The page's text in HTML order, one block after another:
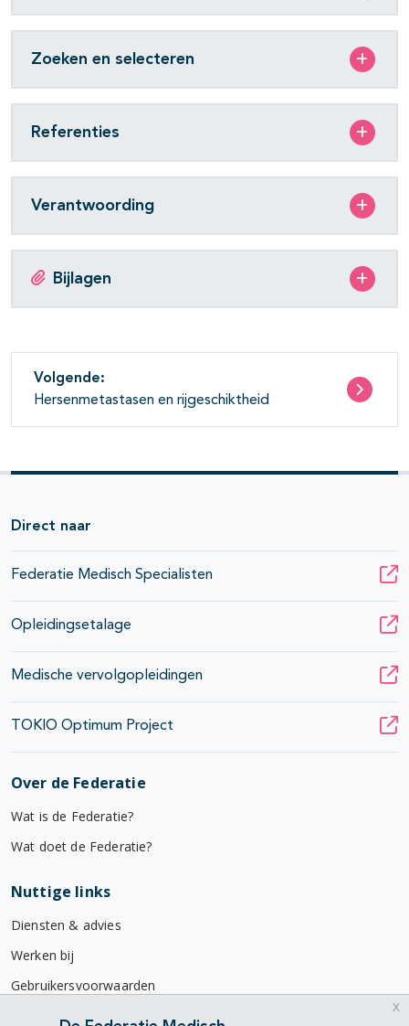
Zoeken en selecteren
Referenties
Verantwoording
Bijlagen
Volgende:
Hersenmetastasen en rijgeschiktheid
Direct naar
Federatie Medisch Specialisten
Opleidingsetalage
Medische vervolgopleidingen
TOKIO Optimum Project
Over de Federatie
Wat is de Federatie?
Wat doet de Federatie?
Nuttige links
Diensten & advies
Werken bij
Gebruikersvoorwaarden
Privacyverklaring
x